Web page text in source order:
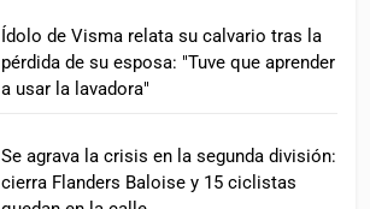
Ídolo de Visma relata su calvario tras la
pérdida de su esposa: "Tuve que aprender
a usar la lavadora"
Se agrava la crisis en la segunda división:
cierra Flanders Baloise y 15 ciclistas